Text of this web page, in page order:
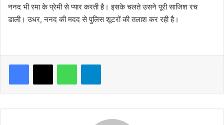
ननद भी रमा के प्रेमी से प्यार करती है। इसके चलते उसने पूरी साजिश रच
डाली। उधर, ननद की मदद से पुलिस शूटरों की तलाश कर रही है।